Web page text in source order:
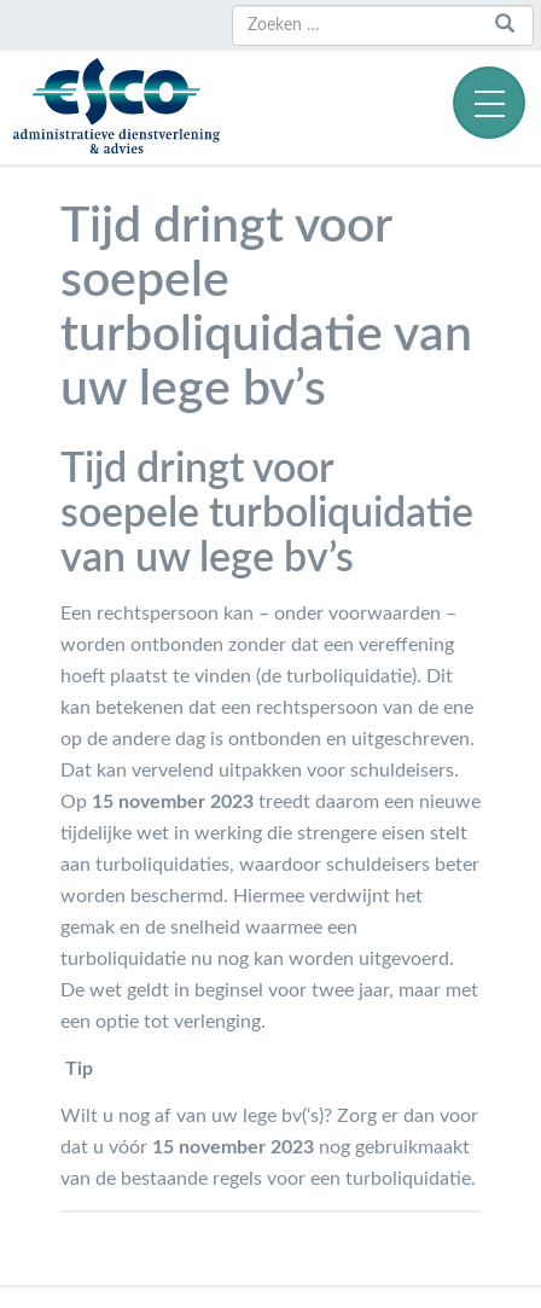
Zoeken
Zoeken
naar:
Tijd dringt voor
soepele
turboliquidatie van
uw lege bv’s
Tijd dringt voor
soepele turboliquidatie
van uw lege bv’s
Een rechtspersoon kan – onder voorwaarden –
worden ontbonden zonder dat een vereffening
hoeft plaatst te vinden (de turboliquidatie). Dit
kan betekenen dat een rechtspersoon van de ene
op de andere dag is ontbonden en uitgeschreven.
Dat kan vervelend uitpakken voor schuldeisers.
Op 15 november 2023 treedt daarom een nieuwe
tijdelijke wet in werking die strengere eisen stelt
aan turboliquidaties, waardoor schuldeisers beter
worden beschermd. Hiermee verdwijnt het
gemak en de snelheid waarmee een
turboliquidatie nu nog kan worden uitgevoerd.
De wet geldt in beginsel voor twee jaar, maar met
een optie tot verlenging.
Tip
Wilt u nog af van uw lege bv(‘s)? Zorg er dan voor
dat u vóór 15 november 2023 nog gebruikmaakt
van de bestaande regels voor een turboliquidatie.